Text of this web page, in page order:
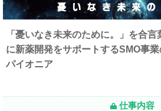
「憂いなき未来のために。」を合言
に新薬開発をサポートするSMO事業
パイオニア
仕事内容